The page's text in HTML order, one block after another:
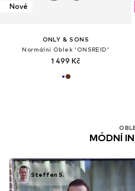
Nové
ONLY & SONS
Normální Oblek 'ONSREID'
1 499 Kč
MÓDNÍ
Steffen S.